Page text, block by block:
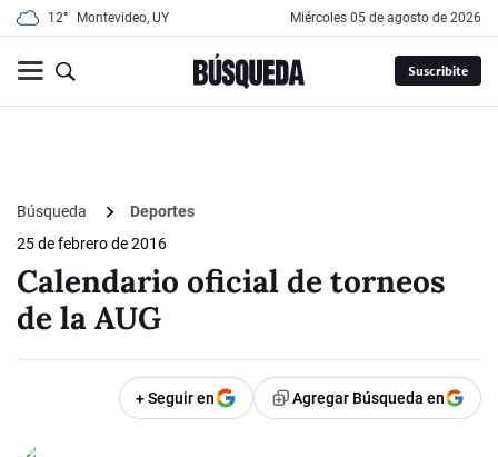
12° Montevideo, UY miércoles 05 de agosto de 2026
Suscribite
Búsqueda
Deportes
25 de febrero de 2016
Calendario oficial de torneos
de la AUG
+ Seguir en Agregar Búsqueda en